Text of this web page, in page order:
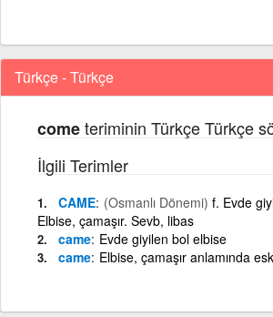
Türkçe - Türkçe
cometeriminin Türkçe Türkçe
İlgili Terimler
CAME (Osmanlı Dönemi) f. Evde
Elbise, çamaşır. Sevb, libas
came Evde giyilen bol elbise
came Elbise, çamaşır anlamında